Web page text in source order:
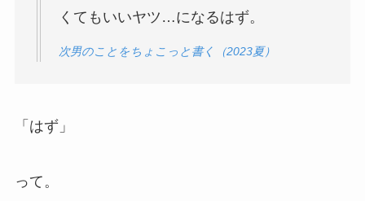
くてもいいヤツ…になるはず。
次男のことをちょこっと書く（2023夏）
「はず」
って。